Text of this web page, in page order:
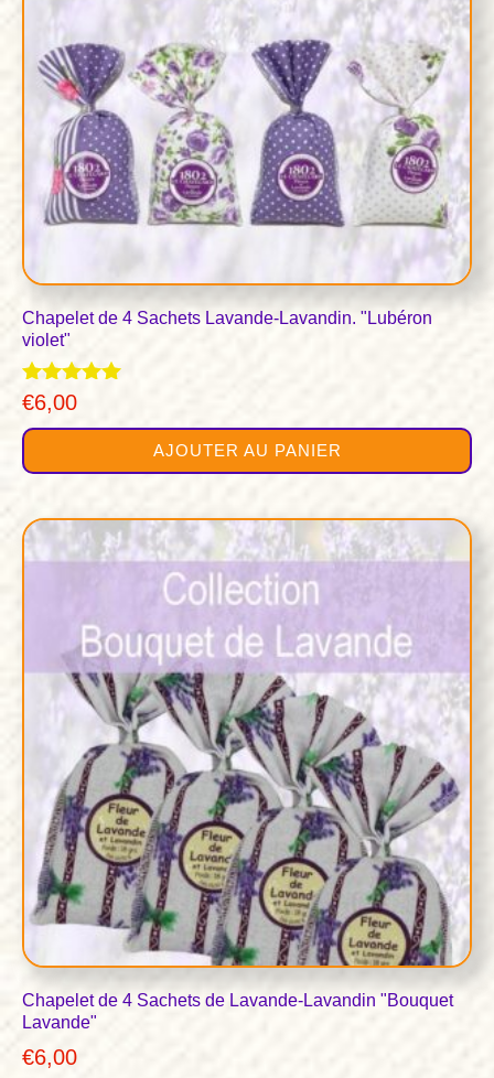
Chapelet de 4 Sachets Lavande-Lavandin. "Lubéron
violet"
Note
5.00
sur 5
€6,00
AJOUTER AU PANIER
Chapelet de 4 Sachets de Lavande-Lavandin "Bouquet
Lavande"
€6,00